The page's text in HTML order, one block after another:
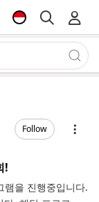
Follow
!
램을 진행중입니다.